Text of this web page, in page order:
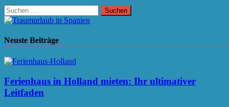
Suchen
nach:
Neuste Beiträge
Ferienhaus in Holland mieten: Ihr ultimativer
Leitfaden